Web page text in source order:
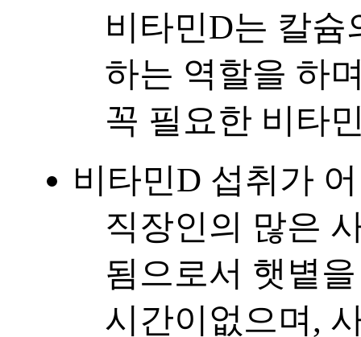
비타민D는 칼슘
하는 역할을 하
꼭 필요한 비타
비타민D 섭취가
직장인의 많은
됨으로서 햇볕
시간이없으며,